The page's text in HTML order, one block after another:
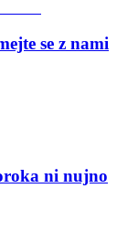
se z nami
ni nujno